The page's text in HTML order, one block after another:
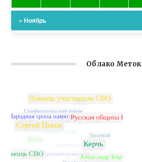
« Ноябрь
Облако Меток